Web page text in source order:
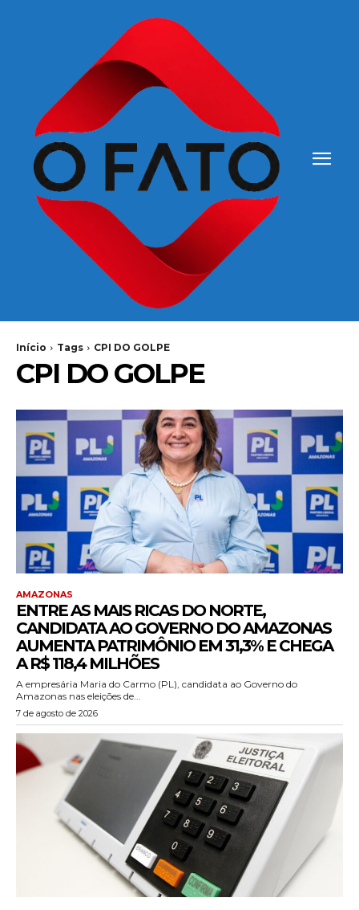
Início Tags CPI DO GOLPE
CPI DO GOLPE
AMAZONAS
ENTRE AS MAIS RICAS DO NORTE,
CANDIDATA AO GOVERNO DO AMAZONAS
AUMENTA PATRIMÔNIO EM 31,3% E CHEGA
A R$ 118,4 MILHÕES
A empresária Maria do Carmo (PL), candidata ao Governo do
Amazonas nas eleições de...
7 de agosto de 2026